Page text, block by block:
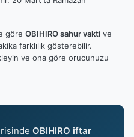
göre OBIHIRO sahur vakti ve
farklılık gösterebilir.
ve ona göre orucunuzu
OBIHIRO iftar